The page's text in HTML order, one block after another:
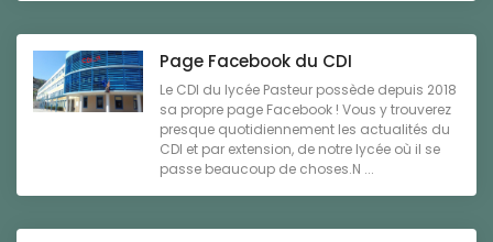
Page Facebook du CDI
Le CDI du lycée Pasteur possède depuis 2018
sa propre page Facebook ! Vous y trouverez
presque quotidiennement les actualités du
CDI et par extension, de notre lycée où il se
passe beaucoup de choses.N ...